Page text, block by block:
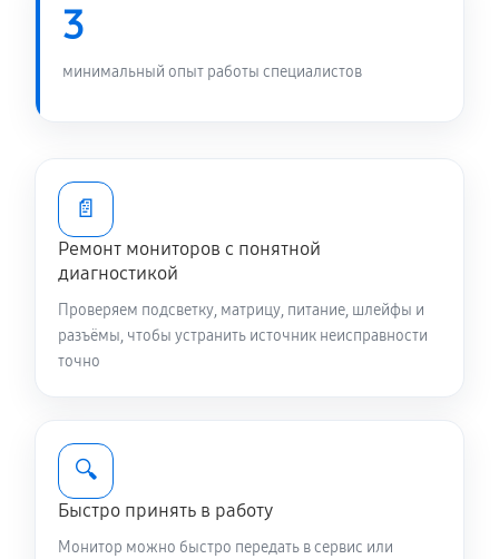
3
минимальный опыт работы специалистов
📄
Ремонт мониторов с понятной
диагностикой
Проверяем подсветку, матрицу, питание, шлейфы и
разъёмы, чтобы устранить источник неисправности
точно
🔍
Быстро принять в работу
Монитор можно быстро передать в сервис или